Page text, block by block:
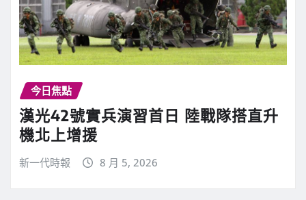
今日焦點
漢光42號實兵演習首日 陸戰隊搭直升
機北上增援
新一代時報 8 月 5, 2026